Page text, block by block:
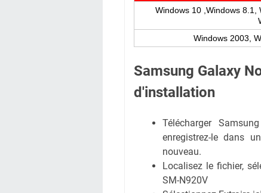
Windows 10 ,Windows 8.1,
Windows 2003,
Samsung Galaxy
d'installation
Télécharger
enregistrez-le dans
nouveau.
Localisez le fichier,
SM-N920V